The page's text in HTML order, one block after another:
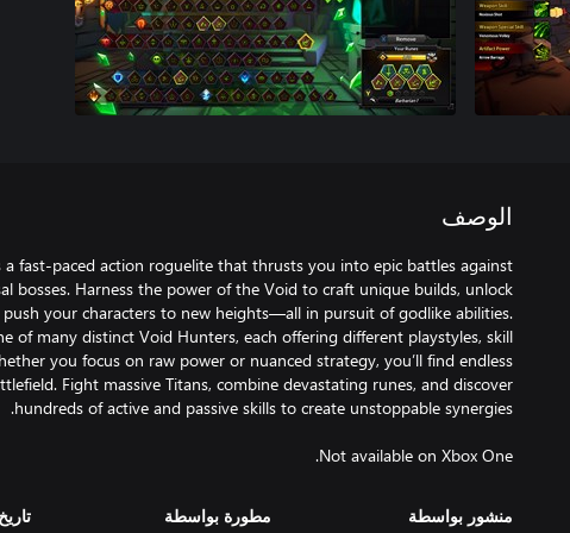
الوصف
a fast-paced action roguelite that thrusts you into epic battles against
bosses. Harness the power of the Void to craft unique builds, unlock
your characters to new heights—all in pursuit of godlike abilities.
of many distinct Void Hunters, each offering different playstyles, skill
you focus on raw power or nuanced strategy, you’ll find endless
Fight massive Titans, combine devastating runes, and discover
Not available on Xbox One.
منشور بواسطة مطورة بواسطة